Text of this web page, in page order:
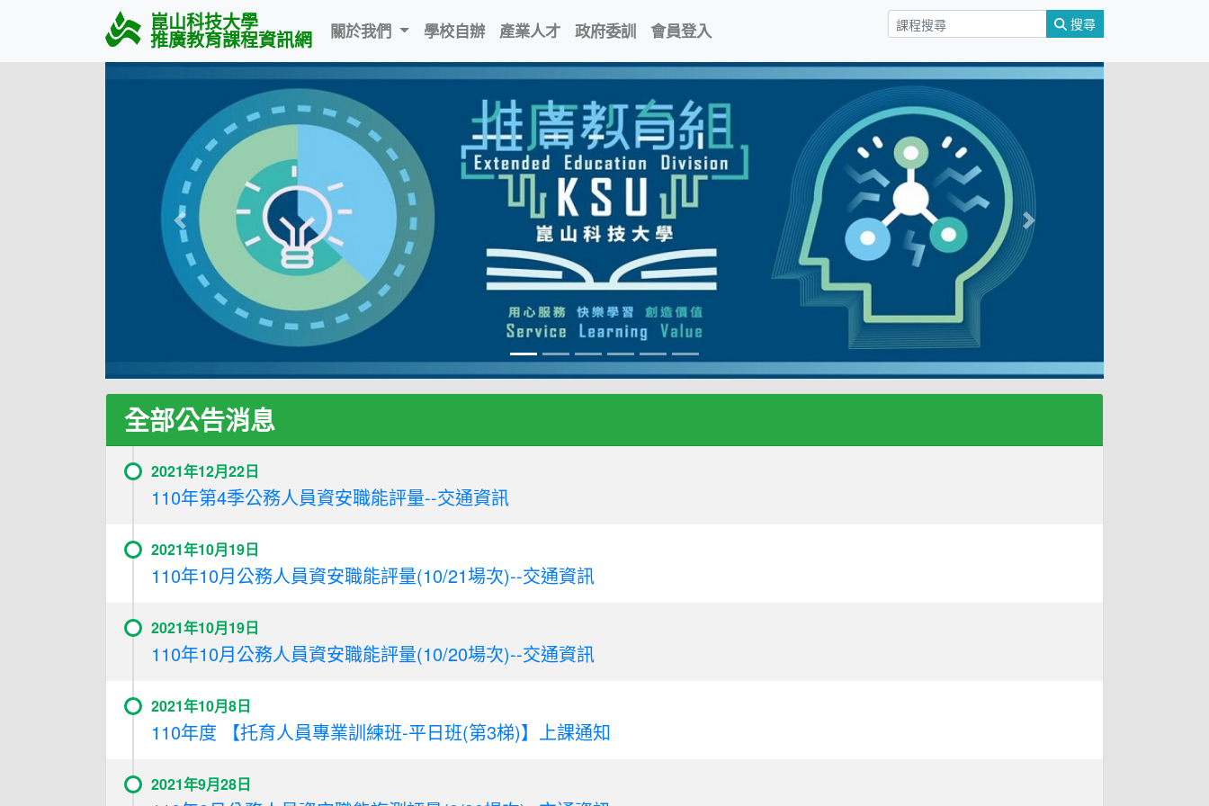
崑山科技大學
推廣教育課程資訊網 關於我們 學校自辦 產業人才 政府委訓 會員登入 搜尋
Previous Next
全部公告消息
2021年12月22日
110年第4季公務人員資安職能評量--交通資訊
2021年10月19日
110年10月公務人員資安職能評量(10/21場次)--交通資訊
2021年10月19日
110年10月公務人員資安職能評量(10/20場次)--交通資訊
2021年10月8日
110年度 【托育人員專業訓練班-平日班(第3梯)】上課通知
2021年9月28日